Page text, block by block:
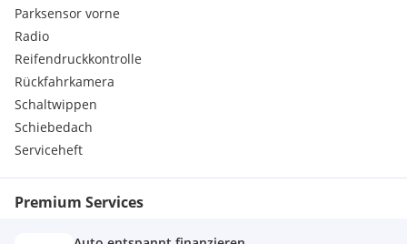
Parksensor vorne
Radio
Reifendruckkontrolle
Rückfahrkamera
Schaltwippen
Schiebedach
Serviceheft
Premium Services